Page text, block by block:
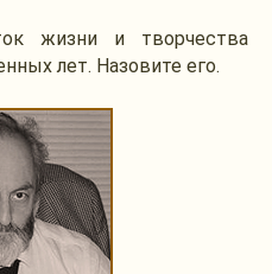
жизни и творчества
лет. Назовите его.